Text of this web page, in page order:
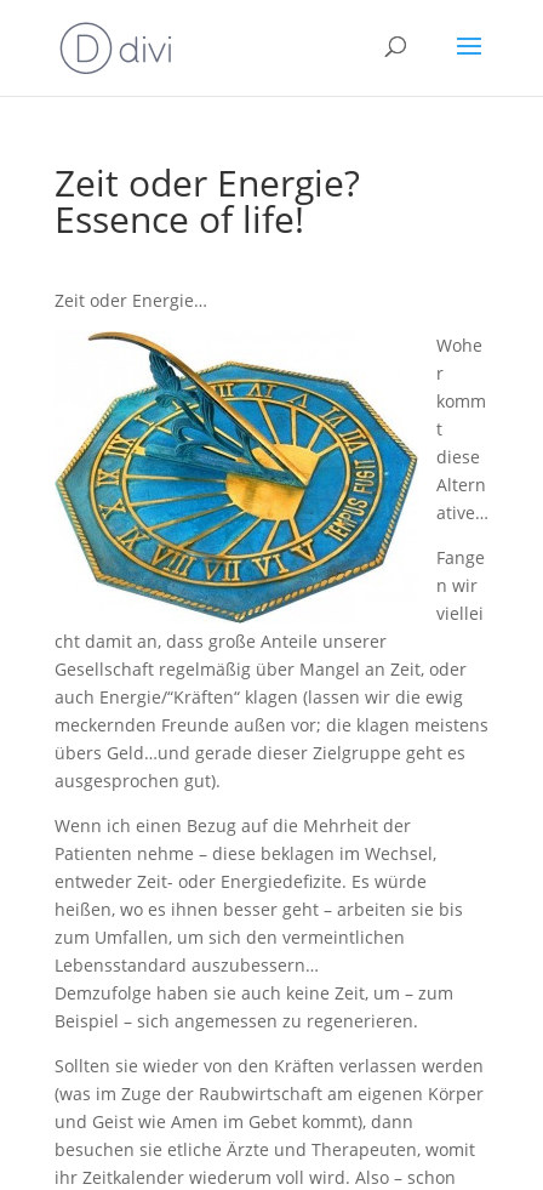
Zeit oder Energie?
Essence of life!
Zeit oder Energie…
Wohe
r
komm
t
diese
Altern
ative…
Fange
n wir
viellei
cht damit an, dass große Anteile unserer
Gesellschaft regelmäßig über Mangel an Zeit, oder
auch Energie/“Kräften“ klagen (lassen wir die ewig
meckernden Freunde außen vor; die klagen meistens
übers Geld…und gerade dieser Zielgruppe geht es
ausgesprochen gut).
Wenn ich einen Bezug auf die Mehrheit der
Patienten nehme – diese beklagen im Wechsel,
entweder Zeit- oder Energiedefizite. Es würde
heißen, wo es ihnen besser geht – arbeiten sie bis
zum Umfallen, um sich den vermeintlichen
Lebensstandard auszubessern…
Demzufolge haben sie auch keine Zeit, um – zum
Beispiel – sich angemessen zu regenerieren.
Sollten sie wieder von den Kräften verlassen werden
(was im Zuge der Raubwirtschaft am eigenen Körper
und Geist wie Amen im Gebet kommt), dann
besuchen sie etliche Ärzte und Therapeuten, womit
ihr Zeitkalender wiederum voll wird. Also – schon